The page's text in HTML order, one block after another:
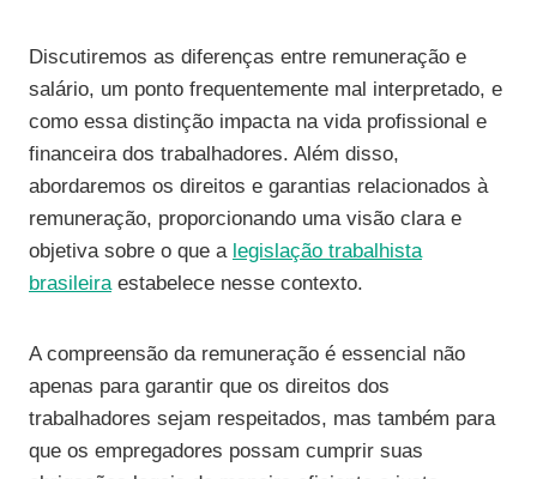
Discutiremos as diferenças entre remuneração e
salário, um ponto frequentemente mal interpretado, e
como essa distinção impacta na vida profissional e
financeira dos trabalhadores. Além disso,
abordaremos os direitos e garantias relacionados à
remuneração, proporcionando uma visão clara e
objetiva sobre o que a legislação trabalhista
brasileiraestabelece nesse contexto.
A compreensão da remuneração é essencial não
apenas para garantir que os direitos dos
trabalhadores sejam respeitados, mas também para
que os empregadores possam cumprir suas